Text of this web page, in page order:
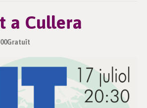
a Cullera
Gratuït